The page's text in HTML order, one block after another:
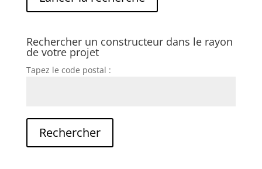
Rechercher un constructeur dans le rayon
de votre projet
Tapez le code postal :